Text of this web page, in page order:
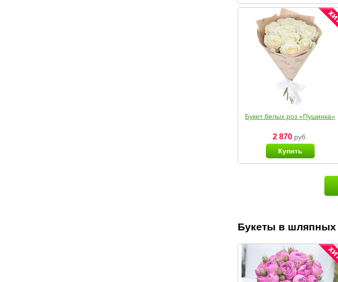
Букет белых роз «Пушинка»
2 870 руб.
Купить
Букеты в шляпных